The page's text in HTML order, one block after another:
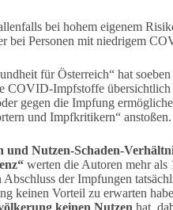
bei hohem eigenem
Personen mit niedrigem
für Österreich“ hat soeben
COVID-Impfstoffe
gegen die Impfung
und Impfkritikern“ anstoßen.
Nutzen-Schaden-
werten die Autoren mehr als
der Impfungen
keinen Vorteil zu erwarten